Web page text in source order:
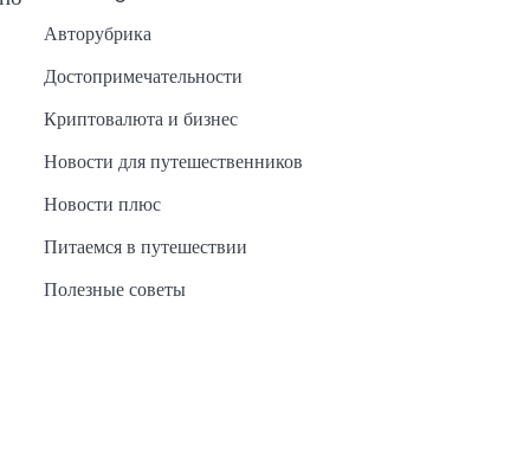
Авторубрика
Достопримечательности
Криптовалюта и бизнес
Новости для путешественников
Новости плюс
Питаемся в путешествии
Полезные советы